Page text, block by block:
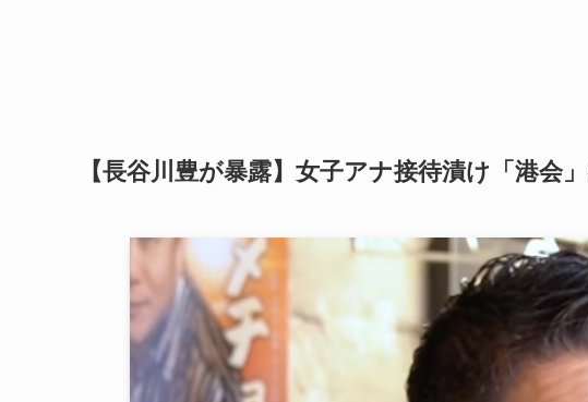
【長谷川豊が暴露】女子アナ接待漬け「港会